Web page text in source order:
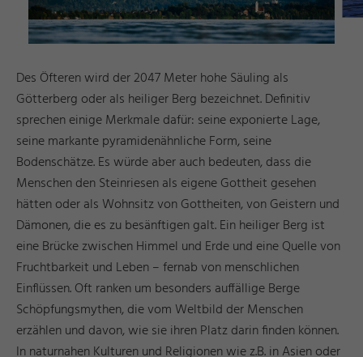
Des Öfteren wird der 2047 Meter hohe Säuling als
Götterberg oder als heiliger Berg bezeichnet. Definitiv
sprechen einige Merkmale dafür: seine exponierte Lage,
seine markante pyramidenähnliche Form, seine
Bodenschätze. Es würde aber auch bedeuten, dass die
Menschen den Steinriesen als eigene Gottheit gesehen
hätten oder als Wohnsitz von Gottheiten, von Geistern und
Dämonen, die es zu besänftigen galt. Ein heiliger Berg ist
eine Brücke zwischen Himmel und Erde und eine Quelle von
Fruchtbarkeit und Leben – fernab von menschlichen
Einflüssen. Oft ranken um besonders auffällige Berge
Schöpfungsmythen, die vom Weltbild der Menschen
erzählen und davon, wie sie ihren Platz darin finden können.
In naturnahen Kulturen und Religionen wie z.B. in Asien oder